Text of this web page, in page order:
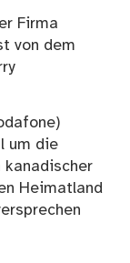
Firma
von dem
um die
kanadischer
Heimatland